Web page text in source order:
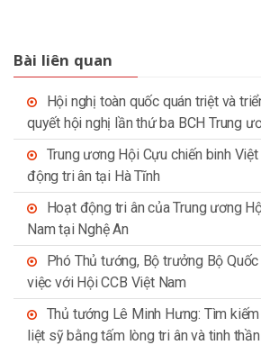
Bài liên quan
Hội nghị toàn quốc quán triệt và
quyết hội nghị lần thứ ba BCH Trung
Trung ương Hội Cựu chiến binh
động tri ân tại Hà Tĩnh
Hoạt động tri ân của Trung ương
Nam tại Nghệ An
Phó Thủ tướng, Bộ trưởng Bộ
việc với Hội CCB Việt Nam
Thủ tướng Lê Minh Hưng: Tìm
liệt sỹ bằng tấm lòng tri ân và tinh